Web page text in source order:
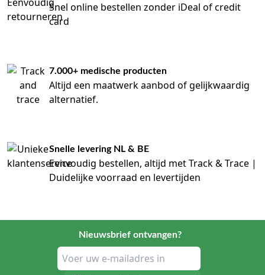
Snel online bestellen zonder iDeal of credit
card
7.000+ medische producten
Altijd een maatwerk aanbod of gelijkwaardig
alternatief.
Snelle levering NL & BE
Eenvoudig bestellen, altijd met Track & Trace |
Duidelijke voorraad en levertijden
Nieuwsbrief ontvangen?